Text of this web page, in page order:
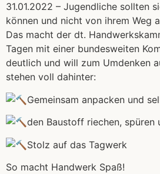
31.01.2022 – Jugendliche sollten
können und nicht von ihrem Weg
Das macht der dt.
Tagen mit einer bundesweiten
deutlich und will zum Umdenken
stehen voll dahinter:
Gemeinsam anpacken und
den Baustoff riechen, spüren
Stolz auf das Tagwerk
So macht Handwerk Spaß!